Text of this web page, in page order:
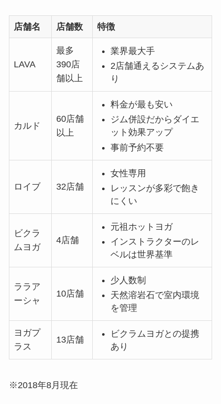
店舗名 店舗数 特徴
LAVA
最多
390店
舗以上
業界最大手
2店舗通えるシステムあ
り
カルド
60店舗
以上
料金が最も安い
ジム併設だからダイエ
ット効果アップ
事前予約不要
ロイブ 32店舗
女性専用
レッスンが多彩で飽き
にくい
ビクラ
ムヨガ
4店舗
元祖ホットヨガ
インストラクターのレ
ベルは世界基準
ララア
ーシャ
10店舗
少人数制
天然溶岩石で室内環境
を管理
ヨガプ
ラス
13店舗
ビクラムヨガとの提携
あり
※2018年8月現在